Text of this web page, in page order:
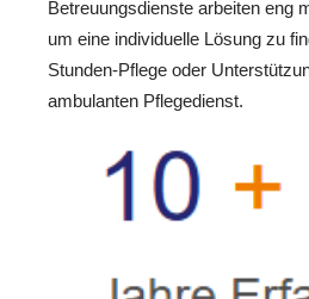
Betreuungsdienste arbeiten eng
um eine individuelle Lösung zu
Stunden-Pflege oder
ambulanten Pflegedienst.